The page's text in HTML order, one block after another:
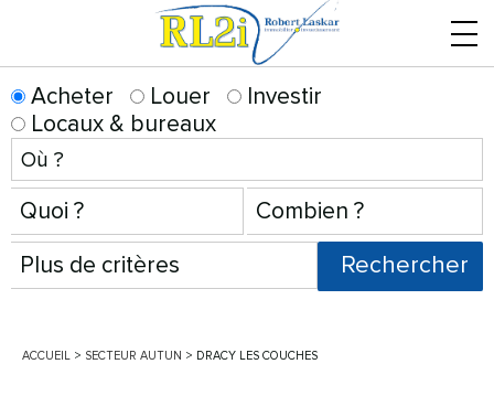
Acheter Louer
Investir
Locaux & bureaux
ACCUEIL > SECTEUR AUTUN > DRACY LES COUCHES